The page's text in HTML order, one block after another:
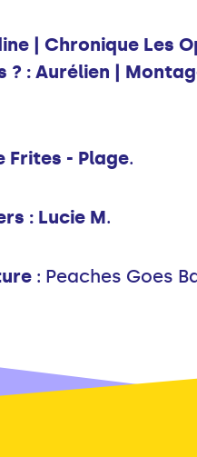
| Chronique Les
? : Aurélien |
Frites - Plage.
: Lucie M.
: Peaches Goes